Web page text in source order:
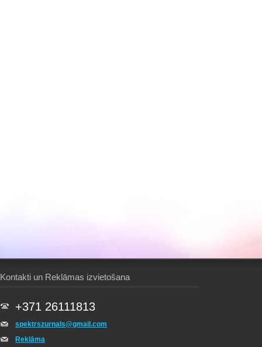
Kontakti un Reklāmas izvietošana
+371 26111813
spektrszurnals@gmail.com
Reklāma